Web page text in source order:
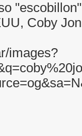
Coby
images?